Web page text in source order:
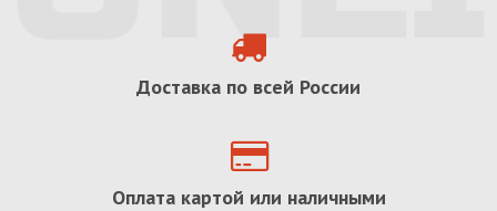
Доставка по всей России
Оплата картой или наличными